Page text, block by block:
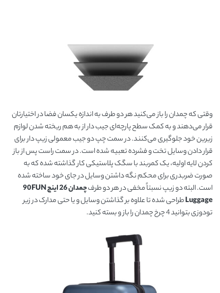
وقتی که چمدان را باز می‌کنید هر دو طرف به اندازه یکسان فضا در اختیارتان
قرار می‌دهند و به کمک سطح پارچه‌ای جیب دار از به هم ریخته شدن لوازم
زیرین خود جلوگیری می‌کنند. در سمت چپ دو جیب معمولی زیپ دار برای
قرار دادن وسایل تخت و فشرده تعبیه شده است. در سمت راست پس از باز
کردن لایه اولیه، یک کمربند با سگک پلاستیکی کار گذاشته شده که به
صورت ضربدری برای محکم نگه داشتن وسایل در جای خود ساخته شده
است. البته دو زیپ نسبتاً مخفی در هر دو طرفچمدان 26 اینچ
90FUN
Luggageطراحی شده تا علاوه بر گذاشتن وسایل و یا حتی مدارک در زیر
تودوزی بتوانید 4 چرخ چمدان را باز و بسته کنید.